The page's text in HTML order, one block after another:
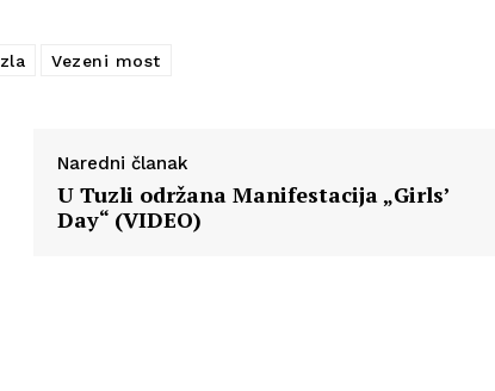
Vezeni most
Naredni članak
U Tuzli održana Manifestacija „Girls’
Day“ (VIDEO)